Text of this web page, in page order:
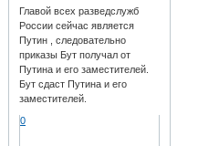
Главой всех разведслужб
России сейчас является
Путин , следовательно
приказы Бут получал от
Путина и его заместителей.
Бут сдаст Путина и его
заместителей.
0